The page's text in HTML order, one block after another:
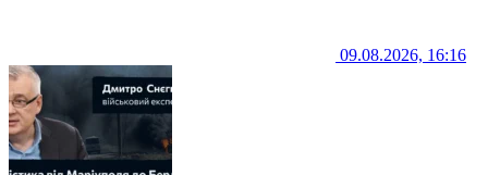
09.08.2026, 16:16